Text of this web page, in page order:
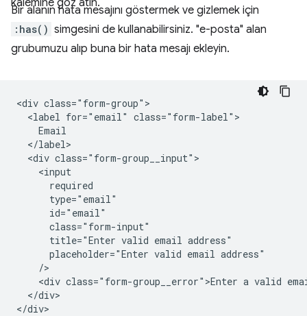
kalemine göz atın.
Bir alanın hata mesajını göstermek ve gizlemek için
:has() simgesini de kullanabilirsiniz. "e-posta" alan
grubumuzu alıp buna bir hata mesajı ekleyin.
<div class="form-group">
  <label for="email" class="form-label">
    Email
  </label>
  <div class="form-group__input">
    <input
      required
      type="email"
      id="email"
      class="form-input"
      title="Enter valid email address"
      placeholder="Enter valid email address"
    />
<div class="form-group__error">Enter a valid
  </div>
</div>